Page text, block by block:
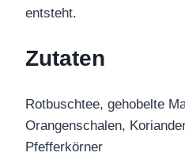
entsteht.
Zutaten
Rotbuschtee, gehobelte
Orangenschalen,
Pfefferkörner